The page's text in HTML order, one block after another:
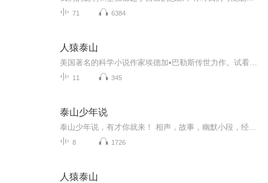
71 6384
人猿泰山
11 345
泰山少年说
8 1726
人猿泰山